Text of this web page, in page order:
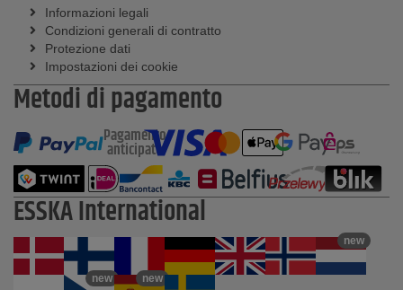
Informazioni legali
Condizioni generali di contratto
Protezione dati
Impostazioni dei cookie
Metodi di pagamento
Pagamento
anticipato
ESSKA International
new
new new